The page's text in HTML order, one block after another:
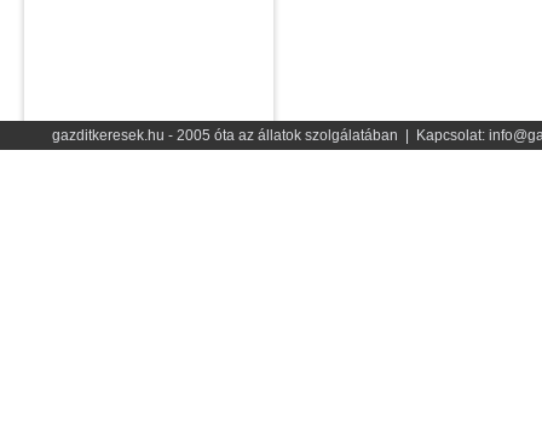
gazditkeresek.hu - 2005 óta az állatok szolgálatában | Kapcsolat: